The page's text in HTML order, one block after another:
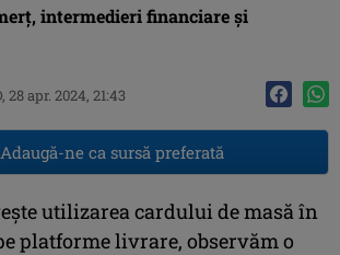
intermedieri financiare și
28 apr. 2024, 21:43
Adaugă-ne ca sursă preferată
utilizarea cardului de masă în
platforme livrare, observăm o